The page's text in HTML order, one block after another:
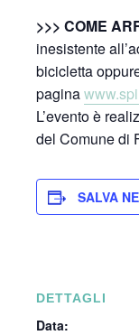
>>> COME
inesistente
bicicletta
pagina
L’evento è
del Comune di
SALVA
DETTAGLI
Data: